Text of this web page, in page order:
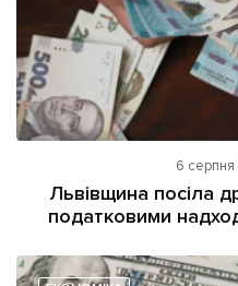
6
Львівщина посіла
податковими